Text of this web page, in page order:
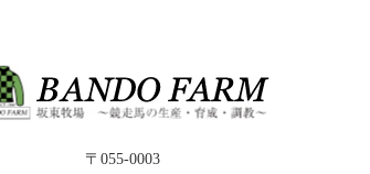
〒055-0003